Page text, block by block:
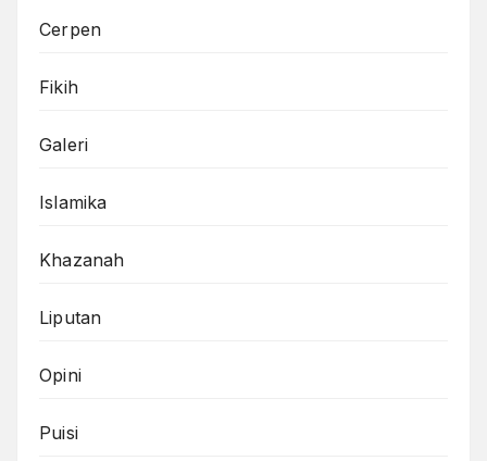
Cerpen
Fikih
Galeri
Islamika
Khazanah
Liputan
Opini
Puisi